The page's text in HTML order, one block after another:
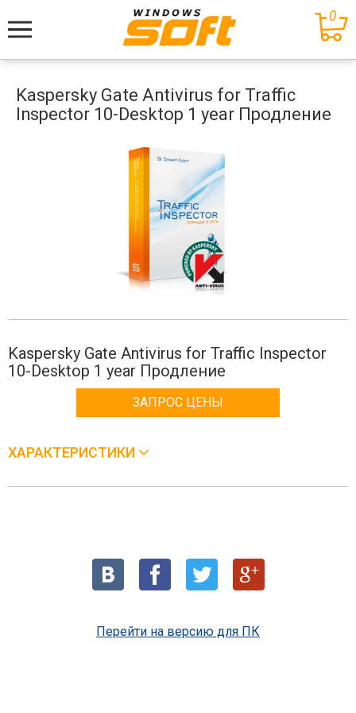
Меню
0
Kaspersky Gate Antivirus for Traffic
Inspector 10-Desktop 1 year Продление
Kaspersky Gate Antivirus for Traffic Inspector
10-Desktop 1 year Продление
ЗАПРОС ЦЕНЫ
ХАРАКТЕРИСТИКИ
Перейти на версию для ПК